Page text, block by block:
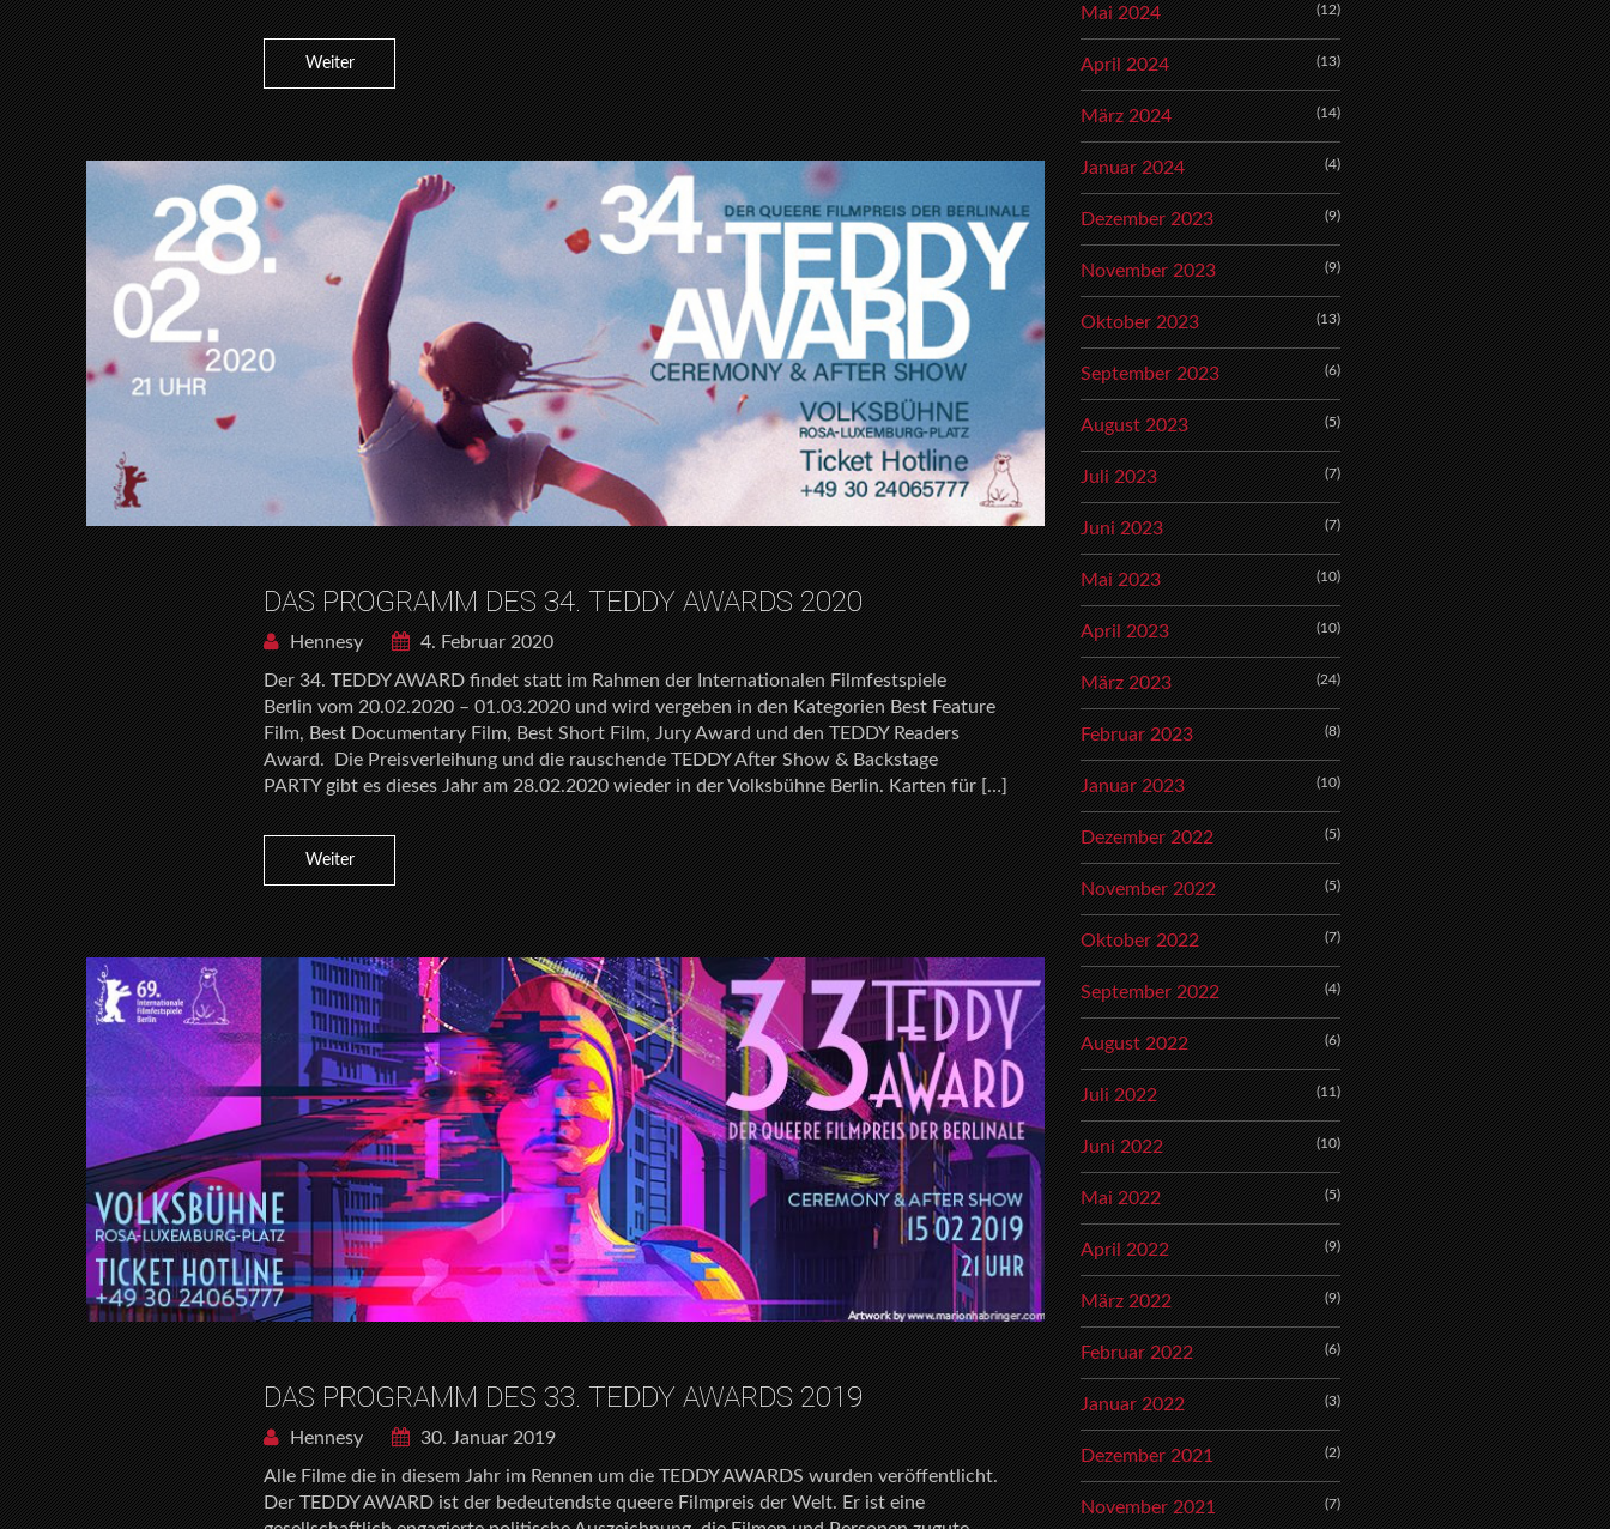
Weiter
DAS PROGRAMM DES 34. TEDDY AWARDS 2020
Hennesy
4. Februar 2020
Der 34. TEDDY AWARD findet statt im Rahmen der Internationalen Filmfestspiele
Berlin vom 20.02.2020 – 01.03.2020 und wird vergeben in den Kategorien Best Feature
Film, Best Documentary Film, Best Short Film, Jury Award und den TEDDY Readers
Award. Die Preisverleihung und die rauschende TEDDY After Show & Backstage
PARTY gibt es dieses Jahr am 28.02.2020 wieder in der Volksbühne Berlin. Karten für […]
Weiter
DAS PROGRAMM DES 33. TEDDY AWARDS 2019
Hennesy
30. Januar 2019
Alle Filme die in diesem Jahr im Rennen um die TEDDY AWARDS wurden veröffentlicht.
Der TEDDY AWARD ist der bedeutendste queere Filmpreis der Welt. Er ist eine
Mai 2024 (12)
April 2024 (13)
März 2024 (14)
Januar 2024 (4)
Dezember 2023 (9)
November 2023 (9)
Oktober 2023 (13)
September 2023 (6)
August 2023 (5)
Juli 2023 (7)
Juni 2023 (7)
Mai 2023 (10)
April 2023 (10)
März 2023 (24)
Februar 2023 (8)
Januar 2023 (10)
Dezember 2022 (5)
November 2022 (5)
Oktober 2022 (7)
September 2022 (4)
August 2022 (6)
Juli 2022 (11)
Juni 2022 (10)
Mai 2022 (5)
April 2022 (9)
März 2022 (9)
Februar 2022 (6)
Januar 2022 (3)
Dezember 2021 (2)
November 2021 (7)